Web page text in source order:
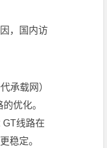
，国内访
承载网）
优化。
GT线路在
稳定。